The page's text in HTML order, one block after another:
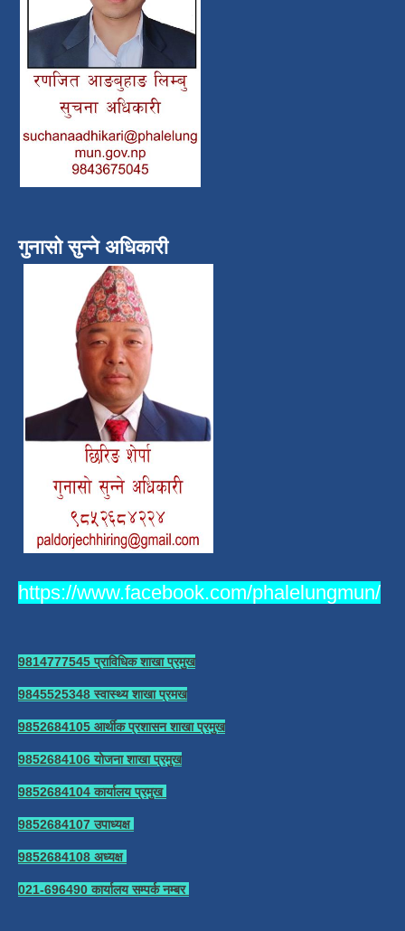
गुनासो सुन्ने अधिकारी
https://www.facebook.com/phalelungmun/
9814777545 प्राविधिक शाखा प्रमुख
9845525348 स्वास्थ्य शाखा प्रमख
9852684105 आर्थीक प्रशासन शाखा प्रमुख
9852684106 योजना शाखा प्रमुख
9852684104 कार्यालय प्रमुख
9852684107 उपाध्यक्ष
9852684108 अध्यक्ष
021-696490 कार्यालय सम्पर्क नम्बर